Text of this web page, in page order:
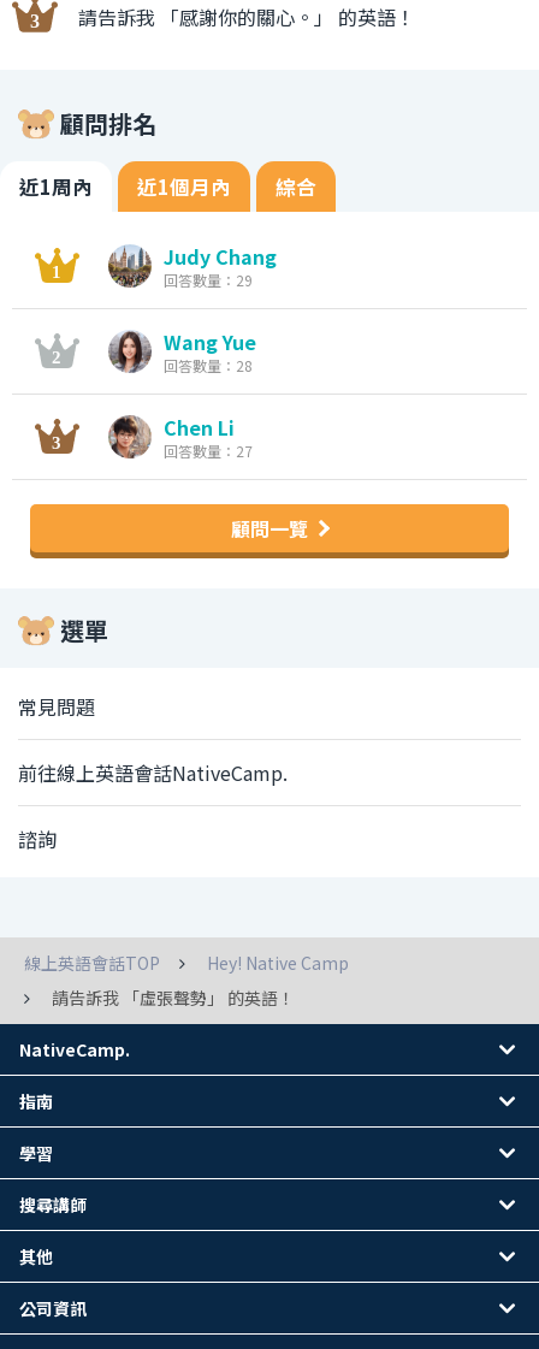
請告訴我 「感謝你的關心。」 的英語！
顧問排名
近1周內 近1個月內 綜合
Judy Chang
回答數量：29
Wang Yue
回答數量：28
Chen Li
回答數量：27
顧問一覽
選單
常見問題
前往線上英語會話NativeCamp.
諮詢
線上英語會話TOP
Hey! Native Camp
請告訴我 「虛張聲勢」 的英語！
NativeCamp.
指南
學習
搜尋講師
其他
公司資訊